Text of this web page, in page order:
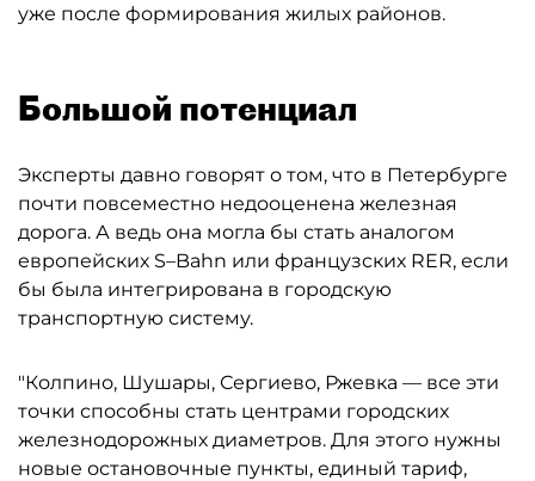
уже после формирования жилых районов.
Большой потенциал
Эксперты давно говорят о том, что в Петербурге
почти повсеместно недооценена железная
дорога. А ведь она могла бы стать аналогом
европейских S–Bahn или французских RER, если
бы была интегрирована в городскую
транспортную систему.
"Колпино, Шушары, Сергиево, Ржевка — все эти
точки способны стать центрами городских
железнодорожных диаметров. Для этого нужны
новые остановочные пункты, единый тариф,